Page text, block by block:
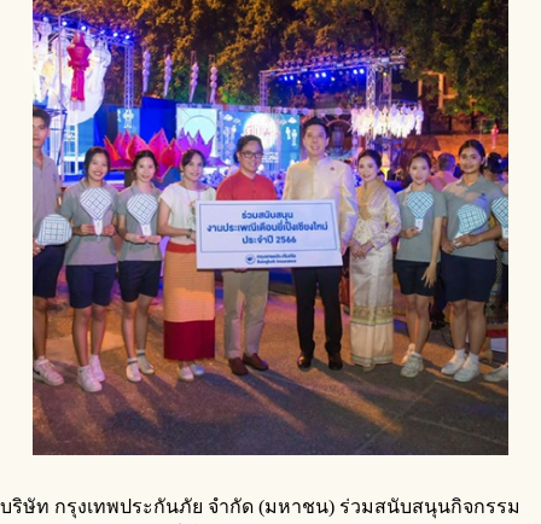
​บริษัท กรุงเทพประกันภัย จำกัด (มหาชน) ร่วมสนับสนุนกิจกรรม